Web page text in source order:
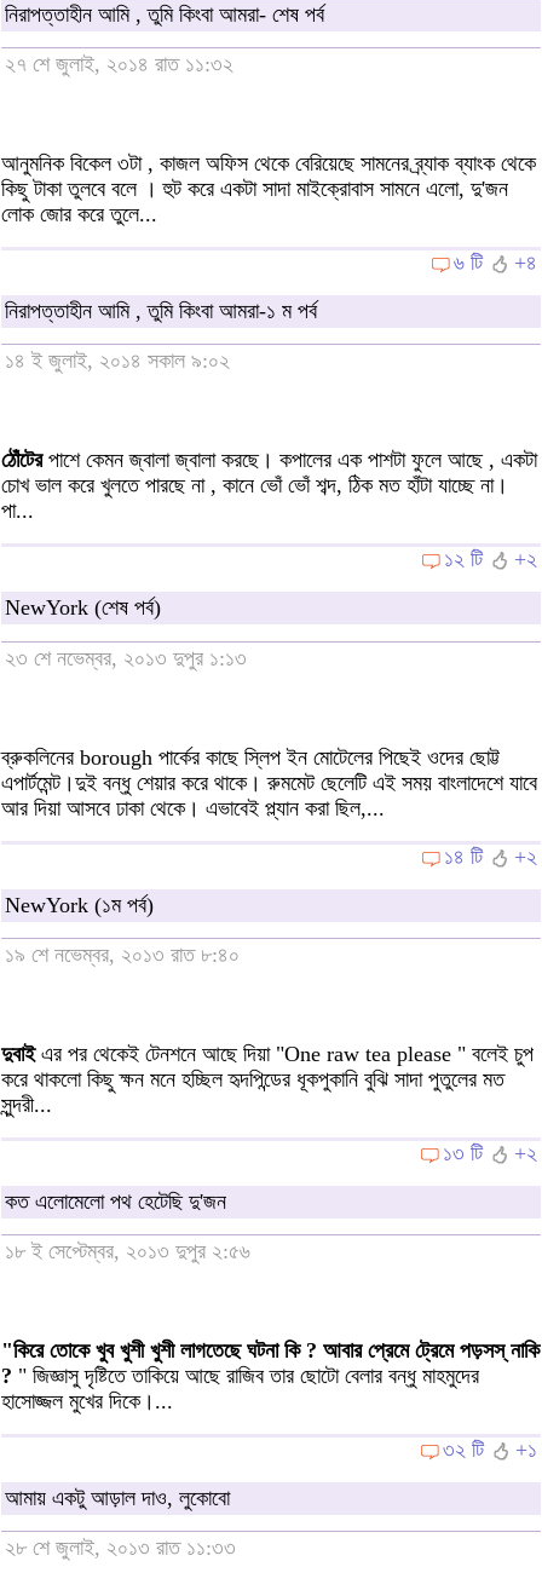
নিরাপত্তাহীন আমি , তুমি কিংবা আমরা- শেষ পর্ব
২৭ শে জুলাই, ২০১৪ রাত ১১:৩২
আনুমনিক বিকেল ৩টা , কাজল অফিস থেকে বেরিয়েছে সামনের ব্র্যাক ব্যাংক থেকে
কিছু টাকা তুলবে বলে । হুট করে একটা সাদা মাইক্রোবাস সামনে এলো, দু'জন
লোক জোর করে তুলে...
৬ টি
+৪
নিরাপত্তাহীন আমি , তুমি কিংবা আমরা-১ ম পর্ব
১৪ ই জুলাই, ২০১৪ সকাল ৯:০২
ঠোঁটেরপাশে কেমন জ্বালা জ্বালা করছে। কপালের এক পাশটা ফুলে আছে , একটা
চোখ ভাল করে খুলতে পারছে না , কানে ভোঁ ভোঁ শব্দ, ঠিক মত হাঁটা যাচ্ছে না।
পা...
১২ টি
+২
NewYork (শেষ পর্ব)
২৩ শে নভেম্বর, ২০১৩ দুপুর ১:১৩
ব্রুকলিনের borough পার্কের কাছে স্লিপ ইন মোটেলের পিছেই ওদের ছোট্ট
এপার্টমেন্ট।দুই বন্ধু শেয়ার করে থাকে। রুমমেট ছেলেটি এই সময় বাংলাদেশে যাবে
আর দিয়া আসবে ঢাকা থেকে। এভাবেই প্ল্যান করা ছিল,...
১৪ টি
+২
NewYork (১ম পর্ব)
১৯ শে নভেম্বর, ২০১৩ রাত ৮:৪০
দুবাই এর পর থেকেই টেনশনে আছে দিয়া "One raw tea please " বলেই চুপ
করে থাকলো কিছু ক্ষন মনে হচ্ছিল হৃদপিন্ডের ধূকপুকানি বুঝি সাদা পুতুলের মত
সুন্দরী...
১৩ টি
+২
কত এলোমেলো পথ হেটেছি দু'জন
১৮ ই সেপ্টেম্বর, ২০১৩ দুপুর ২:৫৬
"কিরে তোকে খুব খুশী খুশী লাগতেছে ঘটনা কি ? আবার প্রেমে ট্রেমে পড়সস্ নাকি
? " জিজ্ঞাসু দৃষ্টিতে তাকিয়ে আছে রাজিব তার ছোটো বেলার বন্ধু মাহমুদের
হাসোজ্জল মুখের দিকে।...
৩২ টি
+১
আমায় একটু আড়াল দাও, লুকোবো
২৮ শে জুলাই, ২০১৩ রাত ১১:৩৩